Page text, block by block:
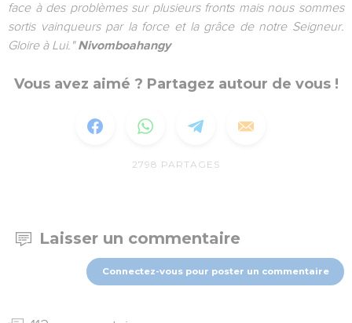
face à des problèmes sur plusieurs fronts mais nous sommes
sortis vainqueurs par la force et la grâce de notre Seigneur.
Gloire à Lui."Nivomboahangy
Vous avez aimé ? Partagez autour de vous !
2798 PARTAGES
Laisser un commentaire
Connectez-vous pour poster un commentaire